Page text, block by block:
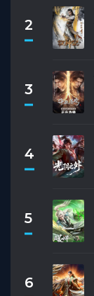
2
3
4
5
6